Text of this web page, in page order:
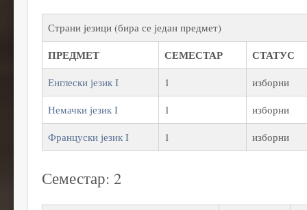
Страни језици (бира се један предмет)
ПРЕДМЕТ СЕМЕСТАР СТАТУС
Енглески језик I 1
изборни
Немачки језик I
1
изборни
Француски језик I
1 изборни
Семестар: 2